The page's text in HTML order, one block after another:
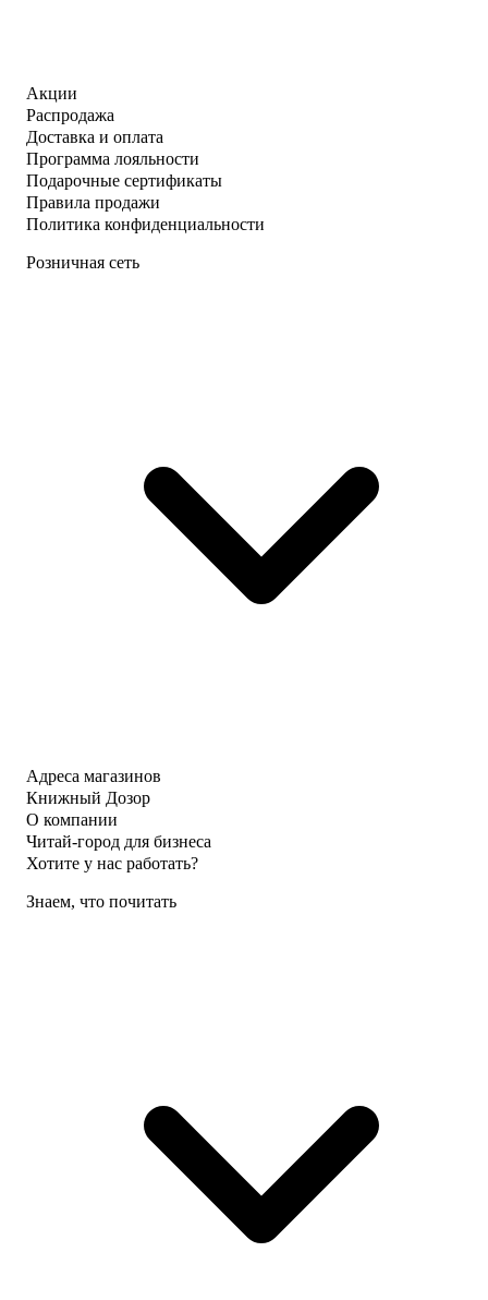
Акции
Распродажа
Доставка и оплата
Программа лояльности
Подарочные сертификаты
Правила продажи
Политика конфиденциальности
Розничная сеть
Адреса магазинов
Книжный Дозор
О компании
Читай-город для бизнеса
Хотите у нас работать?
Знаем, что почитать